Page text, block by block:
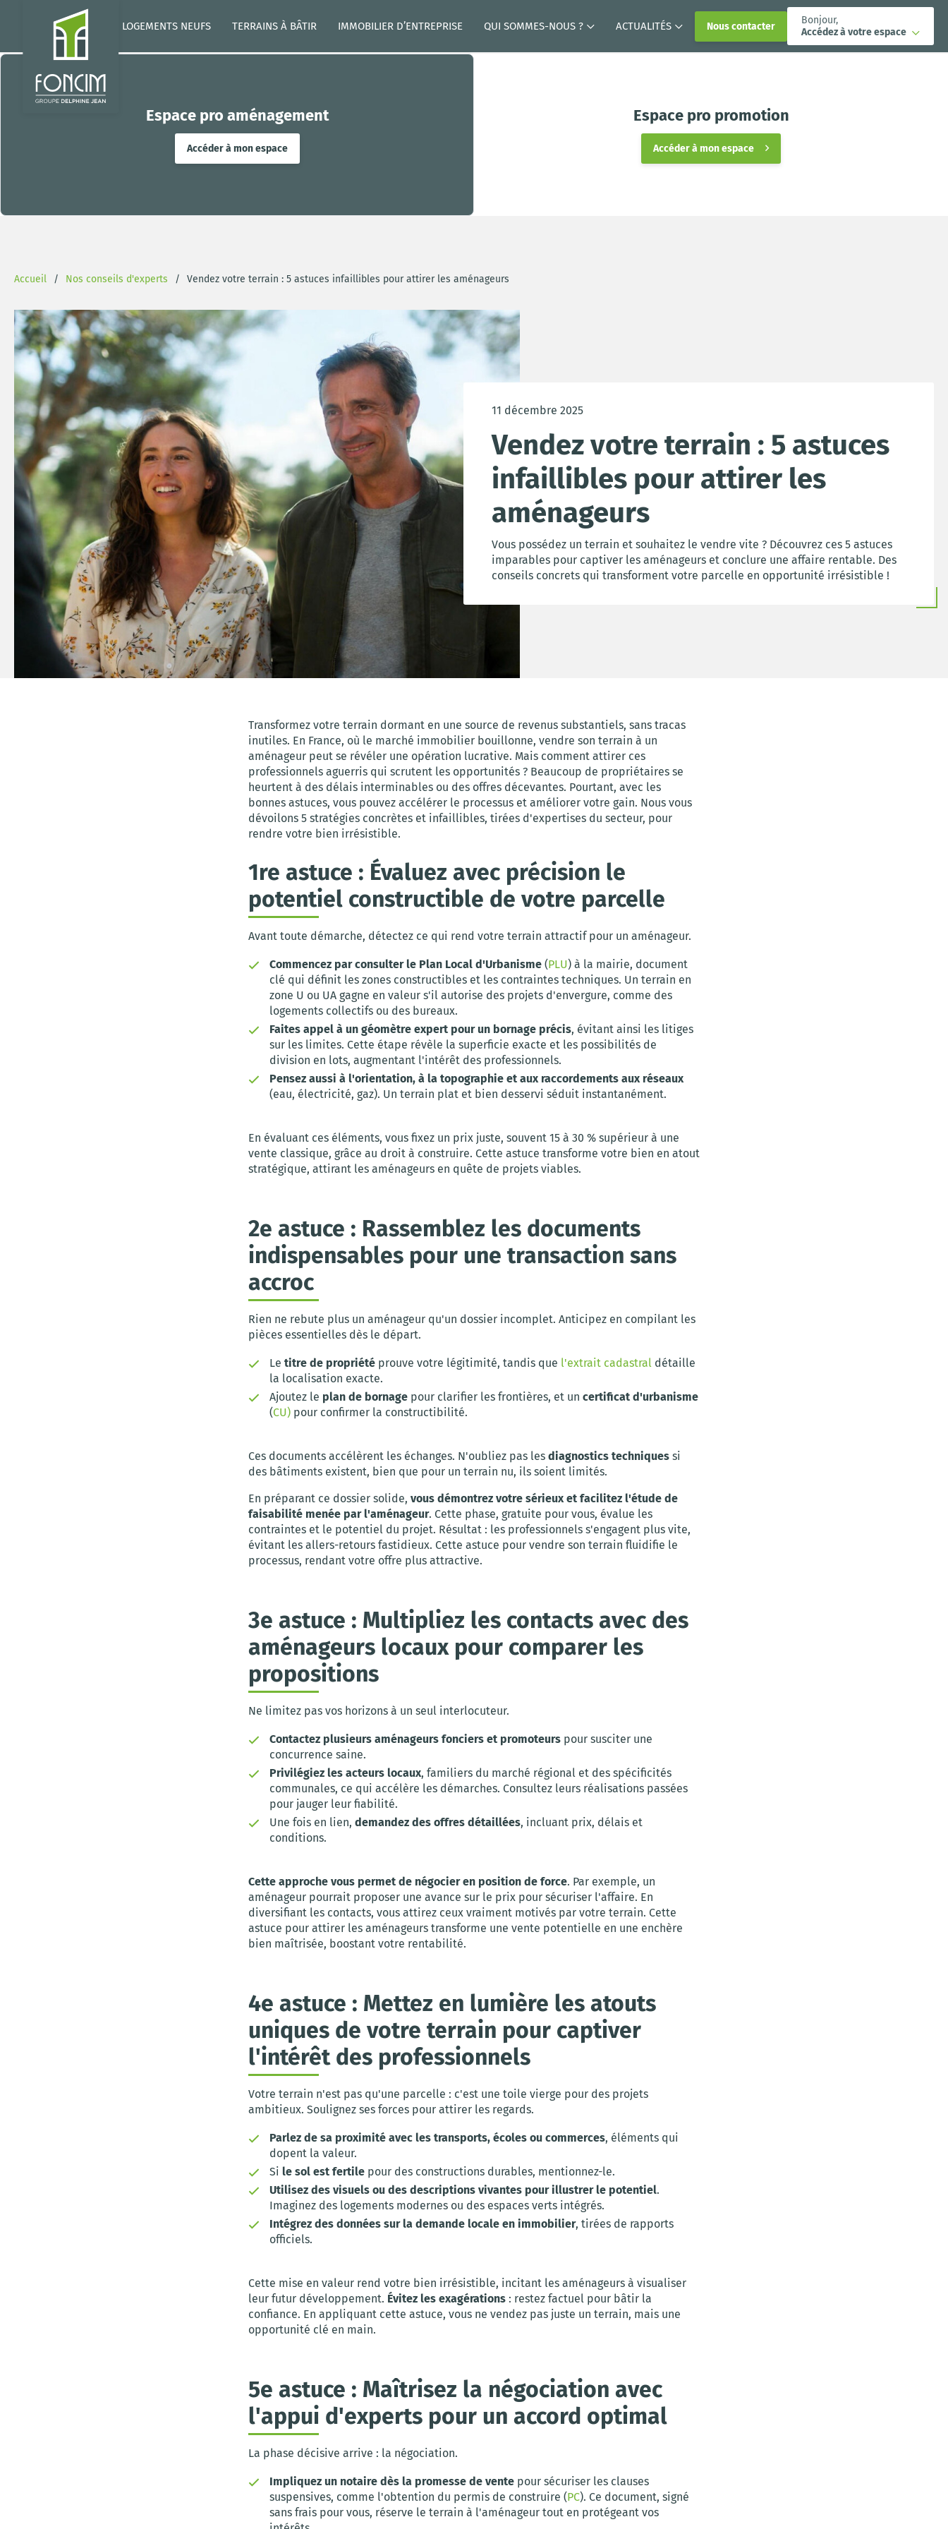
LOGEMENTS NEUFS TERRAINS À BÂTIR IMMOBILIER D’ENTREPRISE QUI SOMMES-NOUS ? ACTUALITÉS Nous contacter
Bonjour,
Accédez à votre espace
Espace pro aménagement
Accéder à mon espace
Espace pro promotion
Accéder à mon espace
Accueil Nos conseils d'experts Vendez votre terrain : 5 astuces infaillibles pour attirer les aménageurs
11 décembre 2025
Vendez votre terrain : 5 astuces
infaillibles pour attirer les
aménageurs
Vous possédez un terrain et souhaitez le vendre vite ? Découvrez ces 5 astuces
imparables pour captiver les aménageurs et conclure une affaire rentable. Des
conseils concrets qui transforment votre parcelle en opportunité irrésistible !
Transformez votre terrain dormant en une source de revenus substantiels, sans tracas
inutiles. En France, où le marché immobilier bouillonne, vendre son terrain à un
aménageur peut se révéler une opération lucrative. Mais comment attirer ces
professionnels aguerris qui scrutent les opportunités ? Beaucoup de propriétaires se
heurtent à des délais interminables ou des offres décevantes. Pourtant, avec les
bonnes astuces, vous pouvez accélérer le processus et améliorer votre gain. Nous vous
dévoilons 5 stratégies concrètes et infaillibles, tirées d'expertises du secteur, pour
rendre votre bien irrésistible.
1re astuce : Évaluez avec précision le
potentiel constructible de votre parcelle
Avant toute démarche, détectez ce qui rend votre terrain attractif pour un aménageur.
Commencez par consulter le Plan Local d'Urbanisme (PLU) à la mairie, document
clé qui définit les zones constructibles et les contraintes techniques. Un terrain en
zone U ou UA gagne en valeur s'il autorise des projets d'envergure, comme des
logements collectifs ou des bureaux.
Faites appel à un géomètre expert pour un bornage précis, évitant ainsi les litiges
sur les limites. Cette étape révèle la superficie exacte et les possibilités de
division en lots, augmentant l'intérêt des professionnels.
Pensez aussi à l'orientation, à la topographie et aux raccordements aux réseaux
(eau, électricité, gaz). Un terrain plat et bien desservi séduit instantanément.
En évaluant ces éléments, vous fixez un prix juste, souvent 15 à 30 % supérieur à une
vente classique, grâce au droit à construire. Cette astuce transforme votre bien en atout
stratégique, attirant les aménageurs en quête de projets viables.
2e astuce : Rassemblez les documents
indispensables pour une transaction sans
accroc
Rien ne rebute plus un aménageur qu'un dossier incomplet. Anticipez en compilant les
pièces essentielles dès le départ.
Le titre de propriété prouve votre légitimité, tandis que l'extrait cadastral détaille
la localisation exacte.
Ajoutez le plan de bornage pour clarifier les frontières, et un certificat d'urbanisme
(CU) pour confirmer la constructibilité.
Ces documents accélèrent les échanges. N'oubliez pas les diagnostics techniques si
des bâtiments existent, bien que pour un terrain nu, ils soient limités.
En préparant ce dossier solide, vous démontrez votre sérieux et facilitez l'étude de
faisabilité menée par l'aménageur. Cette phase, gratuite pour vous, évalue les
contraintes et le potentiel du projet. Résultat : les professionnels s'engagent plus vite,
évitant les allers-retours fastidieux. Cette astuce pour vendre son terrain fluidifie le
processus, rendant votre offre plus attractive.
3e astuce : Multipliez les contacts avec des
aménageurs locaux pour comparer les
propositions
Ne limitez pas vos horizons à un seul interlocuteur.
Contactez plusieurs aménageurs fonciers et promoteurs pour susciter une
concurrence saine.
Privilégiez les acteurs locaux, familiers du marché régional et des spécificités
communales, ce qui accélère les démarches. Consultez leurs réalisations passées
pour jauger leur fiabilité.
Une fois en lien, demandez des offres détaillées, incluant prix, délais et
conditions.
Cette approche vous permet de négocier en position de force. Par exemple, un
aménageur pourrait proposer une avance sur le prix pour sécuriser l'affaire. En
diversifiant les contacts, vous attirez ceux vraiment motivés par votre terrain. Cette
astuce pour attirer les aménageurs transforme une vente potentielle en une enchère
bien maîtrisée, boostant votre rentabilité.
4e astuce : Mettez en lumière les atouts
uniques de votre terrain pour captiver
l'intérêt des professionnels
Votre terrain n'est pas qu'une parcelle : c'est une toile vierge pour des projets
ambitieux. Soulignez ses forces pour attirer les regards.
Parlez de sa proximité avec les transports, écoles ou commerces, éléments qui
dopent la valeur.
Si le sol est fertile pour des constructions durables, mentionnez-le.
Utilisez des visuels ou des descriptions vivantes pour illustrer le potentiel.
Imaginez des logements modernes ou des espaces verts intégrés.
Intégrez des données sur la demande locale en immobilier, tirées de rapports
officiels.
Cette mise en valeur rend votre bien irrésistible, incitant les aménageurs à visualiser
leur futur développement. Évitez les exagérations : restez factuel pour bâtir la
confiance. En appliquant cette astuce, vous ne vendez pas juste un terrain, mais une
opportunité clé en main.
5e astuce : Maîtrisez la négociation avec
l'appui d'experts pour un accord optimal
La phase décisive arrive : la négociation.
Impliquez un notaire dès la promesse de vente pour sécuriser les clauses
suspensives, comme l'obtention du permis de construire (PC). Ce document, signé
sans frais pour vous, réserve le terrain à l'aménageur tout en protégeant vos